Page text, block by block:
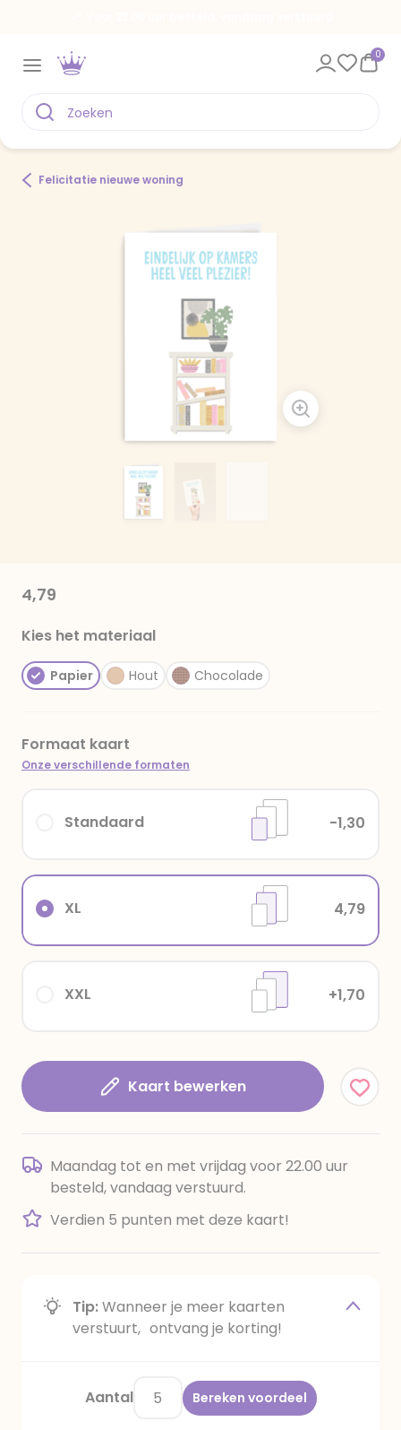
0
Felicitatie nieuwe woning
4,79
Kies het materiaal
Papier Hout Chocolade
Formaat kaart
Onze verschillende formaten
XXL +1,70
XL 4,79
Standaard -1,30
Kaart bewerken
Maandag tot en met vrijdag voor 22.00 uur
besteld, vandaag verstuurd.
Verdien 5 punten met deze kaart!
Tip:Wanneer je meer kaarten
verstuurt, ontvang je korting!
Aantal Bereken voordeel